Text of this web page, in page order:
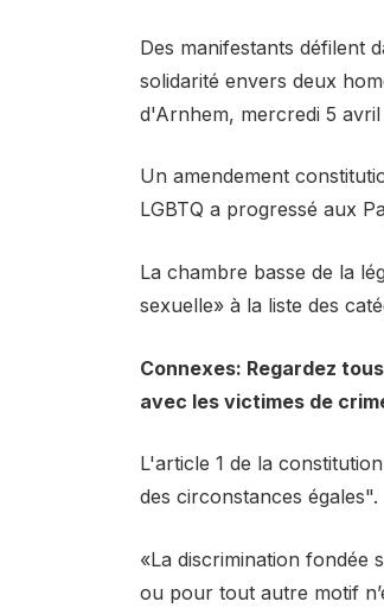
Des manifestants défilent
solidarité envers deux
d'Arnhem, mercredi 5 avril
Un amendement
LGBTQ a progressé aux
La chambre basse de la
sexuelle» à la liste des
Connexes: Regardez
avec les victimes de
L'article 1 de la
des circonstances égales".
«La discrimination fondée
ou pour tout autre motif